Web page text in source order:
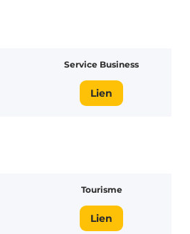
Service Business
Lien
Tourisme
Lien